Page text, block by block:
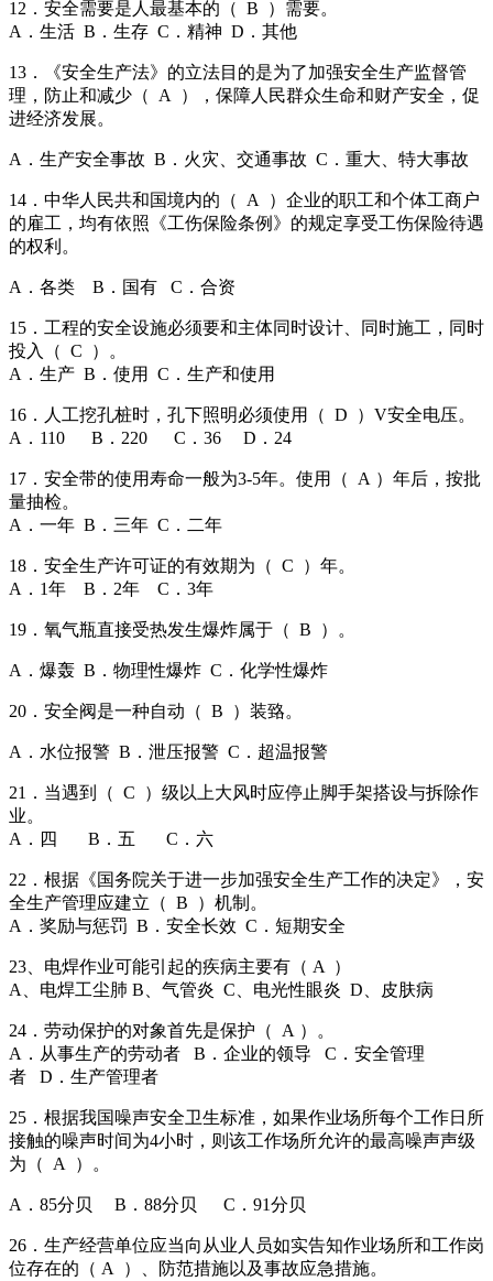
12．安全需要是人最基本的（ B ）需要。
A．生活 B．生存 C．精神 D．其他
13．《安全生产法》的立法目的是为了加强安全生产监督管
理，防止和减少（ A ），保障人民群众生命和财产安全，促
进经济发展。
A．生产安全事故 B．火灾、交通事故 C．重大、特大事故
14．中华人民共和国境内的（ A ）企业的职工和个体工商户
的雇工，均有依照《工伤保险条例》的规定享受工伤保险待遇
的权利。
A．各类 B．国有 C．合资
15．工程的安全设施必须要和主体同时设计、同时施工，同时
投入（ C ）。
A．生产 B．使用 C．生产和使用
16．人工挖孔桩时，孔下照明必须使用（ D ）V安全电压。
A．110 B．220 C．36 D．24
17．安全带的使用寿命一般为3-5年。使用（ A ）年后，按批
量抽检。
A．一年 B．三年 C．二年
18．安全生产许可证的有效期为（ C ）年。
A．1年 B．2年 C．3年
19．氧气瓶直接受热发生爆炸属于（ B ）。
A．爆轰 B．物理性爆炸 C．化学性爆炸
20．安全阀是一种自动（ B ）装臵。
A．水位报警 B．泄压报警 C．超温报警
21．当遇到（ C ）级以上大风时应停止脚手架搭设与拆除作
业。
A．四 B．五 C．六
22．根据《国务院关于进一步加强安全生产工作的决定》，安
全生产管理应建立（ B ）机制。
A．奖励与惩罚 B．安全长效 C．短期安全
23、电焊作业可能引起的疾病主要有（ A ）
A、电焊工尘肺 B、气管炎 C、电光性眼炎 D、皮肤病
24．劳动保护的对象首先是保护（ A ）。
A．从事生产的劳动者 B．企业的领导 C．安全管理
者 D．生产管理者
25．根据我国噪声安全卫生标准，如果作业场所每个工作日所
接触的噪声时间为4小时，则该工作场所允许的最高噪声声级
为（ A ）。
A．85分贝 B．88分贝 C．91分贝
26．生产经营单位应当向从业人员如实告知作业场所和工作岗
位存在的（ A ）、防范措施以及事故应急措施。